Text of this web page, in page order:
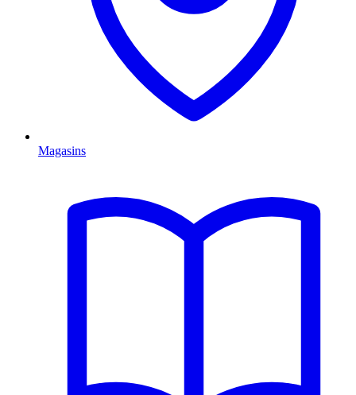
Magasins